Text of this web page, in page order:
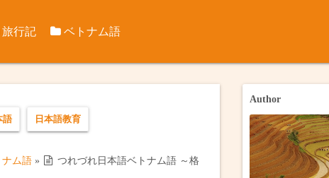
旅行記
データ 訪問歴
ベトナム国内のメコン川について
2012年8月ベトナム・台湾（完）
2013年インドシナ・ボルネオ
ナム国内旅行 2018年冬のバイク旅：カンゾー県とゴーコ
2019年テトのバイク旅：ヴィンロン・タンラ
ベトナム語
つれづれ日本語ベトナム語
語 日本語教育
ム語»
つれづれ日本語ベトナム語 ～格
Author